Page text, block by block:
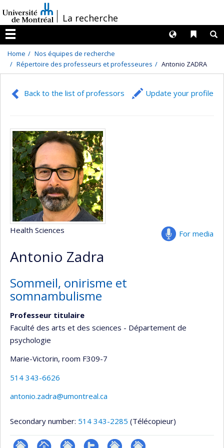
au
contenu
/La recherche
Menu
Liens
Langues
Home
Nos équipes de recherche
Répertoire des professeurs et professeures
Antonio ZADRA
Back to the list of professors Update your profile
For media
Health Sciences
Antonio Zadra
Sommeil, onirisme et
somnambulisme
Professeur titulaire
Faculté des arts et des sciences - Département de
psychologie
Marie-Victorin, room F309-7
514 343-6626
antonio.zadra@umontreal.ca
Secondary number: 514 343-2285 (Télécopieur)